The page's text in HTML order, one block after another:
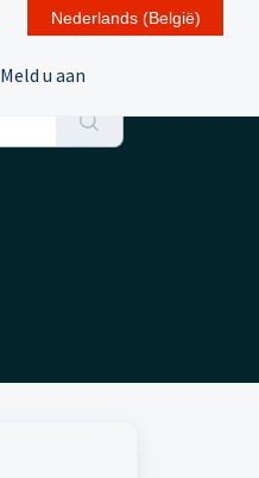
Meld u aan
Nederlands (België)